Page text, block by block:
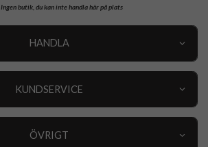
Ingen butik, du kan inte handla här på plats
HANDLA
KUNDSERVICE
ÖVRIGT